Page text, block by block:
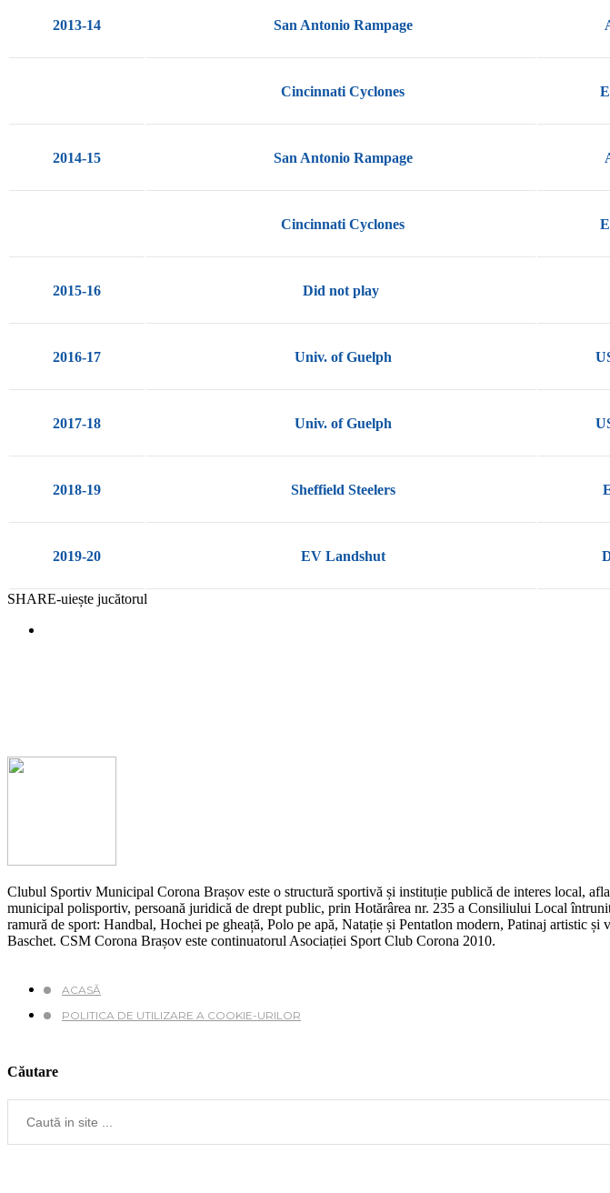
2013-14 San Antonio Rampage
Cincinnati Cyclones
2014-15 San Antonio Rampage
Cincinnati Cyclones
2015-16 Did not play
2016-17 Univ. of Guelph
2017-18 Univ. of Guelph
2018-19 Sheffield Steelers
2019-20 EV Landshut
SHARE-uiește jucătorul
Clubul Sportiv Municipal Corona Brașov este o structură sportivă și instituție publică de interes local,
municipal polisportiv, persoană juridică de drept public, prin Hotărârea nr. 235 a Consiliului Local
ramură de sport: Handbal, Hochei pe gheață, Polo pe apă, Natație și Pentatlon modern, Patinaj artistic
Baschet. CSM Corona Brașov este continuatorul Asociației Sport Club Corona 2010.
ACASĂ
POLITICA DE UTILIZARE A COOKIE-URILOR
Căutare